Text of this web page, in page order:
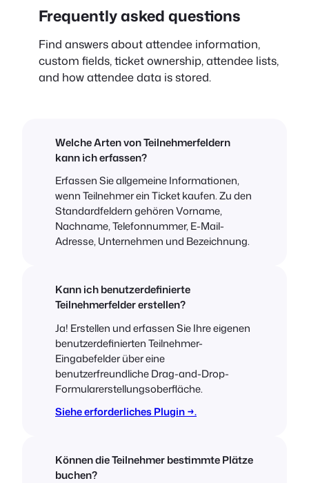
Frequently asked questions
Find answers about attendee information,
custom fields, ticket ownership, attendee lists,
and how attendee data is stored.
Welche Arten von Teilnehmerfeldern
kann ich erfassen?
Erfassen Sie allgemeine Informationen,
wenn Teilnehmer ein Ticket kaufen. Zu den
Standardfeldern gehören Vorname,
Nachname, Telefonnummer, E-Mail-
Adresse, Unternehmen und Bezeichnung.
Kann ich benutzerdefinierte
Teilnehmerfelder erstellen?
Ja! Erstellen und erfassen Sie Ihre eigenen
benutzerdefinierten Teilnehmer-
Eingabefelder über eine
benutzerfreundliche Drag-and-Drop-
Formularerstellungsoberfläche.
Siehe erforderliches Plugin →.
Können die Teilnehmer bestimmte Plätze
buchen?